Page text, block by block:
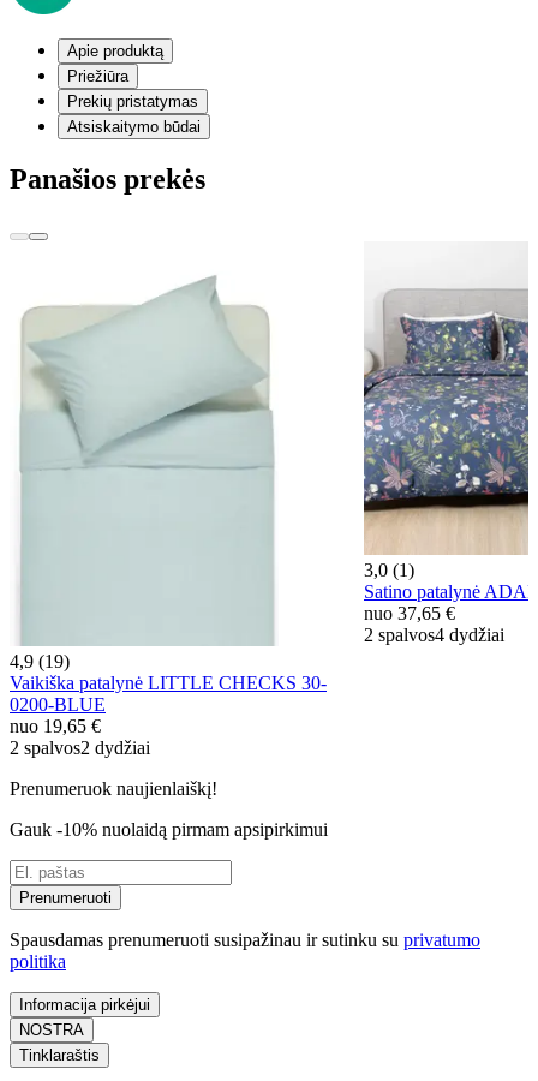
Apie produktą
Priežiūra
Prekių pristatymas
Atsiskaitymo būdai
Panašios prekės
4,9 (19)
Vaikiška patalynė LITTLE CHECKS 30-
0200-BLUE
nuo 19,65 €
2 spalvos2 dydžiai
3,0 (1)
Satino patalynė
nuo 37,65 €
2 spalvos4 dydžiai
Prenumeruok naujienlaiškį!
Gauk -10% nuolaidą pirmam apsipirkimui
Prenumeruoti
Spausdamas prenumeruoti susipažinau ir sutinku su privatumo
politika
Informacija pirkėjui
NOSTRA
Tinklaraštis